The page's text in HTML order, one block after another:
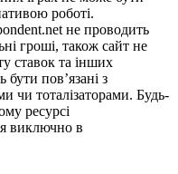
роботі.
не проводить
гроші, також сайт не
ставок та інших
бути пов’язані з
чи тоталізаторами. Будь-
ресурсі
виключно в